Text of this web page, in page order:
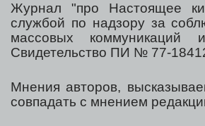
Журнал "про Настоящее
службой по надзору за
массовых коммуникаций
Свидетельство ПИ № 77-
Мнения авторов,
совпадать с мнением